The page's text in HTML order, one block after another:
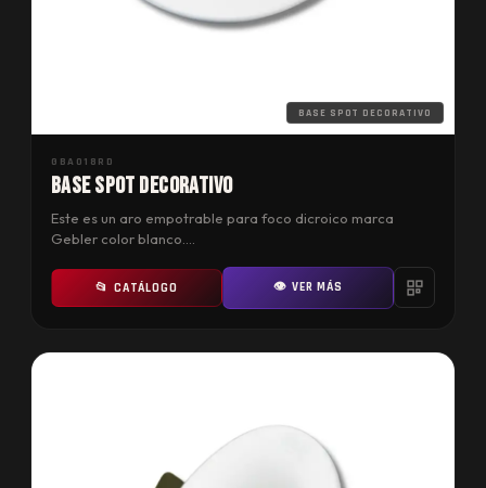
BASE SPOT DECORATIVO
GBA018RD
BASE SPOT DECORATIVO
Este es un aro empotrable para foco dicroico marca
Gebler color blanco.…
📂 CATÁLOGO 👁 VER MÁS